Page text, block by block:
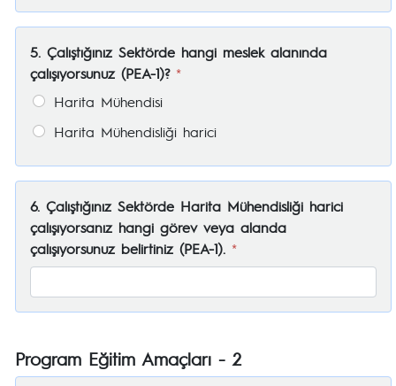
5. Çalıştığınız Sektörde hangi meslek alanında
çalışıyorsunuz (PEA-1)? *
Harita Mühendisi
Harita Mühendisliği harici
6. Çalıştığınız Sektörde Harita Mühendisliği harici
çalışıyorsanız hangi görev veya alanda
çalışıyorsunuz belirtiniz (PEA-1). *
Program Eğitim Amaçları - 2